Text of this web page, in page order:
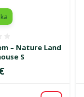
– Nature Land
S